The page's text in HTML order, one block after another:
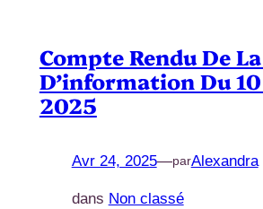
Compte Rendu De
D’information Du
2025
Avr 24, 2025—parAlexandra
dans Non classé